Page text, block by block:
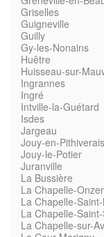
Griselles
Guigneville
Guilly
Gy-les-Nonains
Huêtre
Huisseau-sur-
Ingrannes
Ingré
Intville-la-Guétard
Isdes
Jargeau
Jouy-en-Pithiverais
Jouy-le-Potier
Juranville
La Bussière
La Chapelle-
La Chapelle-
La Chapelle-
La Chapelle-sur-